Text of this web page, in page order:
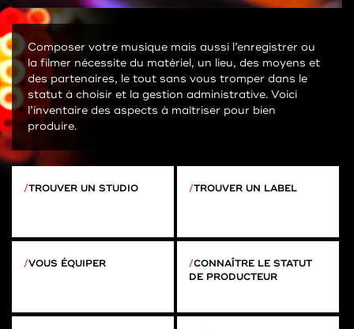
Composer votre musique mais aussi l’enregistrer ou
la filmer nécessite du matériel, un lieu, des moyens et
des partenaires, le tout sans vous tromper dans le
statut à choisir et la gestion administrative. Voici
l’inventaire des aspects à maîtriser pour bien
produire.
TROUVER UN STUDIO TROUVER UN LABEL
VOUS ÉQUIPER
CONNAÎTRE LE STATUT
DE PRODUCTEUR